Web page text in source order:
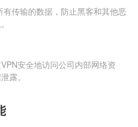
有传输的数据，防止黑客和其他恶
安全地访问公司内部网络资
露。